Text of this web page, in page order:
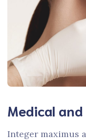
Medical and
Integer maximus